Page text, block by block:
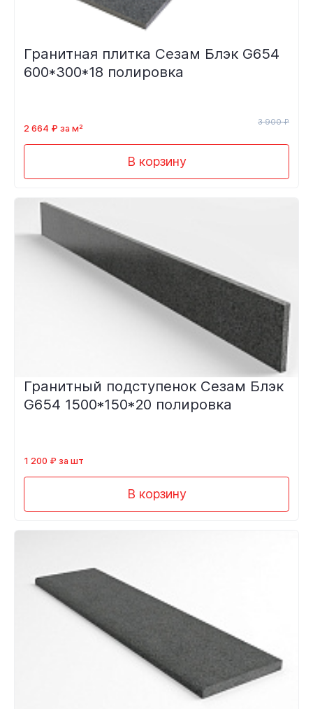
Гранитная плитка Сезам Блэк G654
600*300*18 полировка
2 664 ₽ за м²
3 900 ₽
В корзину
Гранитный подступенок Сезам Блэк
G654 1500*150*20 полировка
1 200 ₽ за шт
В корзину